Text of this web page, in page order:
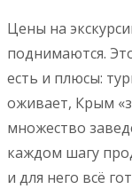
Цены на
поднимаются.
есть и плюсы:
оживает, Крым
множество
каждом шагу
и для него всё